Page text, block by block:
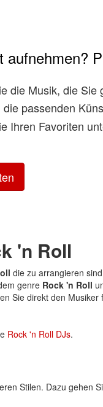
die Musik, die Sie
passenden
Ihren Favoriten
'n Roll
die zu arrangieren
genre Rock 'n Roll
Sie direkt den Musiker
Rock 'n Roll DJs.
Stilen. Dazu gehen